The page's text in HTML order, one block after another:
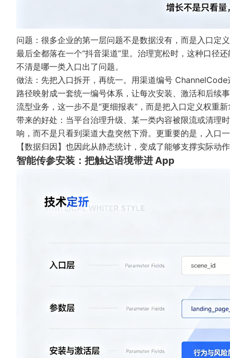
问题：很多企业的第一层问题不是数据没有，而是入口定
最后全都落在一个“抖音渠道”里。治理宽松时，这种口径
不清是哪一类入口出了问题。
做法：先把入口拆开，再统一。用渠道编号 ChannelCode
路径映射成一套统一编号体系，让每次安装、激活和后续
流型业务，这一步不是“更细报表”，而是把入口定义权重
带来的好处：当平台治理升级、某一类内容被限流或清理
响，而不是只看到渠道大盘突然下滑。更重要的是，入口
【数据归因】也因此从静态统计，变成了能够支撑实际动
智能传参安装：把触达语境带进 App